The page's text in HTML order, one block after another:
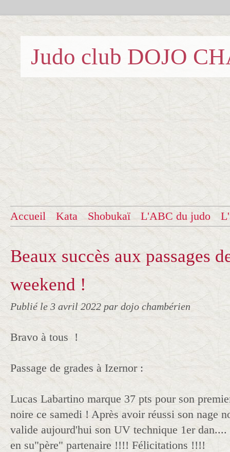
Judo club DOJO
Accueil Kata Shobukaï L'ABC du judo
Beaux succès aux passages
weekend !
Publié le 3 avril 2022 par dojo chambérien
Bravo à tous !
Passage de grades à Izernor :
Lucas Labartino marque 37 pts pour son
noire ce samedi ! Après avoir réussi son nage
valide aujourd'hui son UV technique 1er dan....
en su"père" partenaire !!!! Félicitations !!!!